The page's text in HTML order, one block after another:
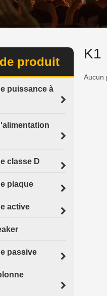
produit
puissance à
classe D
plaque
active
passive
K1
Aucun